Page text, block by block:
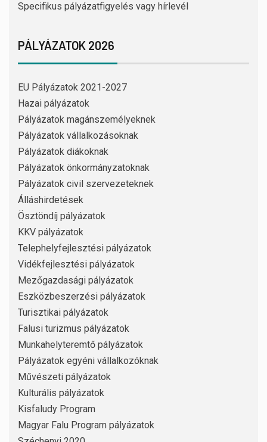
Specifikus pályázatfigyelés vagy hírlevél
PÁLYÁZATOK 2026
EU Pályázatok 2021-2027
Hazai pályázatok
Pályázatok magánszemélyeknek
Pályázatok vállalkozásoknak
Pályázatok diákoknak
Pályázatok önkormányzatoknak
Pályázatok civil szervezeteknek
Álláshirdetések
Ösztöndíj pályázatok
KKV pályázatok
Telephelyfejlesztési pályázatok
Vidékfejlesztési pályázatok
Mezőgazdasági pályázatok
Eszközbeszerzési pályázatok
Turisztikai pályázatok
Falusi turizmus pályázatok
Munkahelyteremtő pályázatok
Pályázatok egyéni vállalkozóknak
Művészeti pályázatok
Kulturális pályázatok
Kisfaludy Program
Magyar Falu Program pályázatok